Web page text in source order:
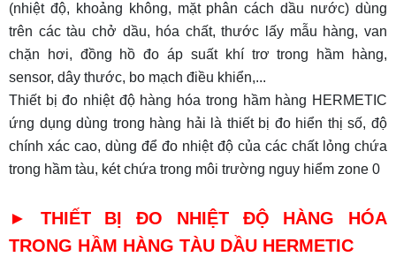
(nhiệt độ, khoảng không, mặt phân cách dầu nước) dùng
trên các tàu chở dầu, hóa chất, thước lấy mẫu hàng, van
chặn hơi, đồng hồ đo áp suất khí trơ trong hầm hàng,
sensor, dây thước, bo mạch điều khiển,...
Thiết bị đo nhiệt độ hàng hóa trong hầm hàng HERMETIC
ứng dụng dùng trong hàng hải là thiết bị đo hiển thị số, độ
chính xác cao, dùng để đo nhiệt độ của các chất lỏng chứa
trong hầm tàu, két chứa trong môi trường nguy hiểm zone 0
► THIẾT BỊ ĐO NHIỆT ĐỘ HÀNG HÓA
TRONG HẦM HÀNG TÀU DẦU HERMETIC